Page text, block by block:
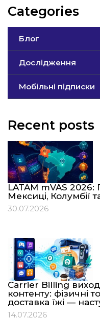
Categories
Блог
Дослідження
Мобільні підписки
Recent posts
LATAM mVAS 2026:
Мексиці, Колумбії
30.07.2026
Carrier Billing
контенту: фізичні
доставка їжі —
14.07.2026